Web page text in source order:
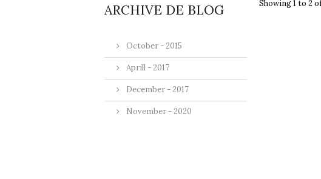
Showing 1 to 2
ARCHIVE DE BLOG
October - 2015
Aprill - 2017
December - 2017
November - 2020